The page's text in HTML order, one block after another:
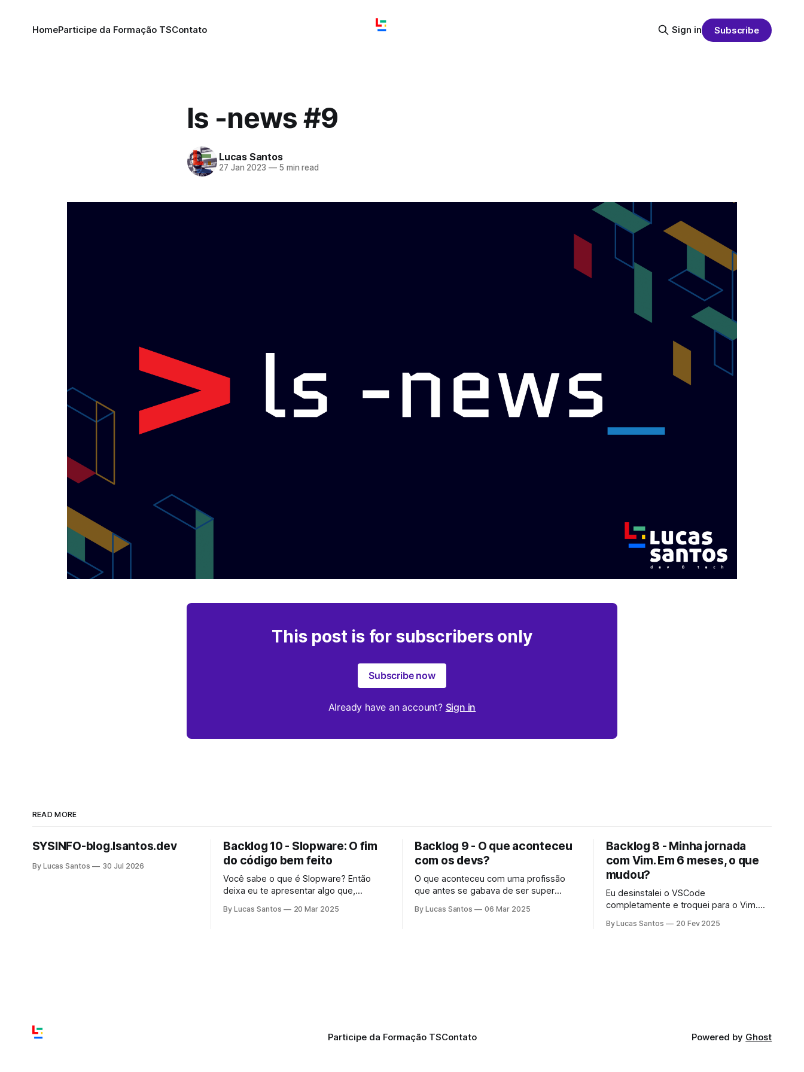
HomeParticipe da Formação TSContato Sign in Subscribe
ls -news #9
Lucas Santos
27 Jan 2023 —5 min read
This post is for subscribers only
Subscribe now
Already have an account? Sign in
READ MORE
SYSINFO-blog.lsantos.dev
By Lucas Santos 30 Jul 2026
Backlog 10 - Slopware: O fim
do código bem feito
Você sabe o que é Slopware? Então
deixa eu te apresentar algo que,
preocupado.
By Lucas Santos 20 Mar 2025
Backlog 9 - O que aconteceu
com os devs?
O que aconteceu com uma profissão
que antes se gabava de ser super
que os devs pararam de se importar
By Lucas Santos 06 Mar 2025
Backlog 8 - Minha jornada
com Vim. Em 6 meses, o que
mudou?
Eu desinstalei o VSCode
completamente e troquei para o Vim.
uma boa ideia?
By Lucas Santos 20 Fev 2025
Participe da Formação TSContato Powered by Ghost